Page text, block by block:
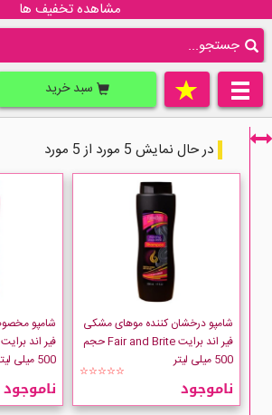
مشاهده تخفیف ها
سبد خرید
فقط نمایش کالاهای موجود
Fair-Brite
در حال نمایش 5 مورد از 5 مورد
شامپو درخشان کننده موهای مشکی
فیر اند برایت Fair and Brite حجم
500 میلی لیتر
☆☆☆☆☆
ناموجود
شامپو
500 میلی لیتر
ناموجود